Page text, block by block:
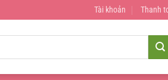
Tài khoản Thanh